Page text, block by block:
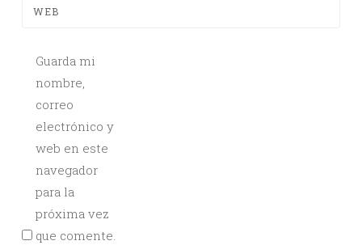
WEB
Guarda mi
nombre,
correo
electrónico y
web en este
navegador
para la
próxima vez
que comente.